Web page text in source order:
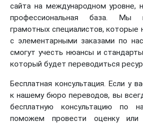
сайта на международном уровне,
профессиональная база. Мы
грамотных специалистов, которые
с элементарными заказами по
смогут учесть нюансы и
который будет переводиться
Бесплатная консультация. Если у
к нашему бюро переводов, вы
бесплатную консультацию по
поможем провести оценку или